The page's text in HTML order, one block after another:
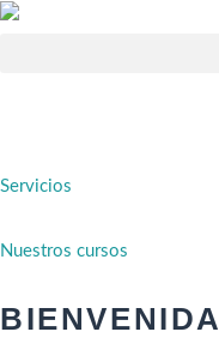
Servicios
Nuestros cursos
BIENVENIDA